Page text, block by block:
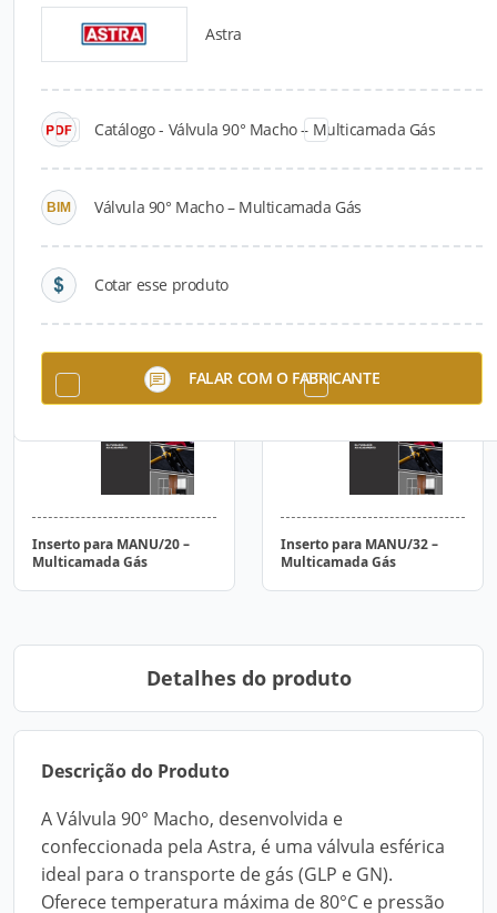
Astra
Catálogo - Válvula 90° Macho – Multicamada Gás
Válvula 90° Macho – Multicamada Gás
Cotar esse produto
FALAR COM O FABRICANTE
Catálogos para Download
Curvador – Multicamada
Gás
Inserto para MANU/20 –
Multicamada Gás
Inserto para MANU/32 –
Multicamada Gás
Detalhes do produto
Descrição do Produto
A Válvula 90° Macho, desenvolvida e
confeccionada pela Astra, é uma válvula esférica
ideal para o transporte de gás (GLP e GN).
Oferece temperatura máxima de 80°C e pressão